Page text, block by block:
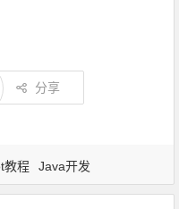
分享
教程 Java开发